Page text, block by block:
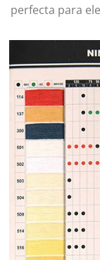
perfecta para